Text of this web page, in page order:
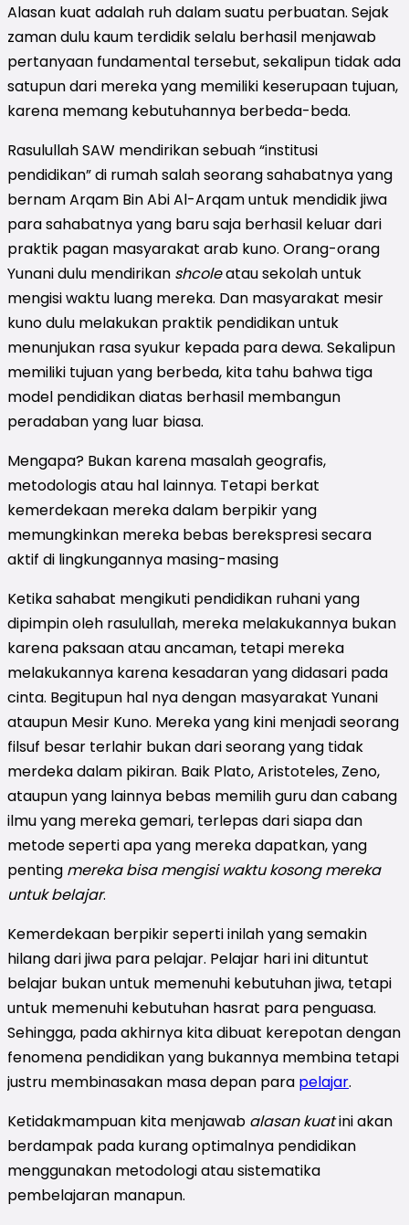
Alasan kuat adalah ruh dalam suatu perbuatan. Sejak
zaman dulu kaum terdidik selalu berhasil menjawab
pertanyaan fundamental tersebut, sekalipun tidak ada
satupun dari mereka yang memiliki keserupaan tujuan,
karena memang kebutuhannya berbeda-beda.
Rasulullah SAW mendirikan sebuah “institusi
pendidikan” di rumah salah seorang sahabatnya yang
bernam Arqam Bin Abi Al-Arqam untuk mendidik jiwa
para sahabatnya yang baru saja berhasil keluar dari
praktik pagan masyarakat arab kuno. Orang-orang
Yunani dulu mendirikan shcoleatau sekolah untuk
mengisi waktu luang mereka. Dan masyarakat mesir
kuno dulu melakukan praktik pendidikan untuk
menunjukan rasa syukur kepada para dewa. Sekalipun
memiliki tujuan yang berbeda, kita tahu bahwa tiga
model pendidikan diatas berhasil membangun
peradaban yang luar biasa.
Mengapa? Bukan karena masalah geografis,
metodologis atau hal lainnya. Tetapi berkat
kemerdekaan mereka dalam berpikir yang
memungkinkan mereka bebas berekspresi secara
aktif di lingkungannya masing-masing
Ketika sahabat mengikuti pendidikan ruhani yang
dipimpin oleh rasulullah, mereka melakukannya bukan
karena paksaan atau ancaman, tetapi mereka
melakukannya karena kesadaran yang didasari pada
cinta. Begitupun hal nya dengan masyarakat Yunani
ataupun Mesir Kuno. Mereka yang kini menjadi seorang
filsuf besar terlahir bukan dari seorang yang tidak
merdeka dalam pikiran. Baik Plato, Aristoteles, Zeno,
ataupun yang lainnya bebas memilih guru dan cabang
ilmu yang mereka gemari, terlepas dari siapa dan
metode seperti apa yang mereka dapatkan, yang
penting mereka bisa mengisi waktu kosong mereka
untuk belajar.
Kemerdekaan berpikir seperti inilah yang semakin
hilang dari jiwa para pelajar. Pelajar hari ini dituntut
belajar bukan untuk memenuhi kebutuhan jiwa, tetapi
untuk memenuhi kebutuhan hasrat para penguasa.
Sehingga, pada akhirnya kita dibuat kerepotan dengan
fenomena pendidikan yang bukannya membina tetapi
justru membinasakan masa depan para pelajar.
Ketidakmampuan kita menjawab alasan kuatini akan
berdampak pada kurang optimalnya pendidikan
menggunakan metodologi atau sistematika
pembelajaran manapun.